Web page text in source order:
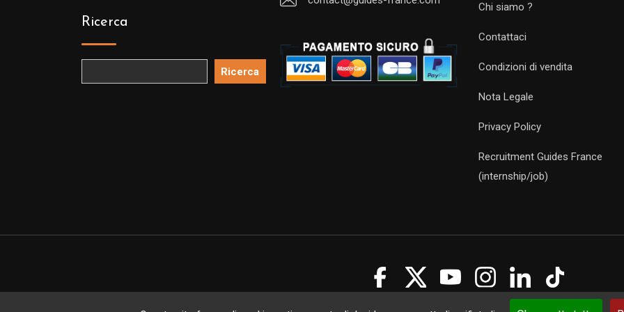
Ricerca
Ricerca
Chi siamo ?
Contattaci
Condizioni di vendita
Nota Legale
Privacy Policy
Recruitment Guides France
(internship/job)